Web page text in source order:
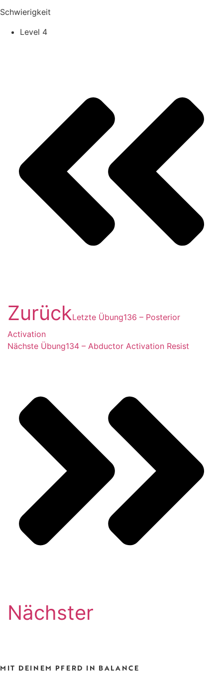
Schwierigkeit
Level 4
ZurückLetzte Übung136 – Posterior
Activation
Nächste Übung134 – Abductor Activation Resist
Nächster
MIT DEINEM PFERD IN BALANCE